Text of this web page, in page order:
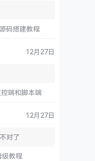
码搭建教程
12月27日
端和脚本端
12月27日
对了
教程